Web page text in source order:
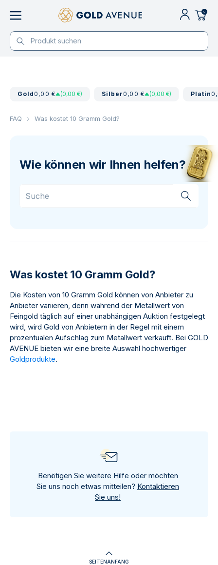
0
Gold0,00 € (0,00 €) Silber0,00 € (0,00 €) Platin
FAQ Was kostet 10 Gramm Gold?
Wie können wir Ihnen helfen?
Was kostet 10 Gramm Gold?
Die Kosten von 10 Gramm Gold können von Anbieter zu
Anbieter variieren, denn während der Metallwert von
Feingold täglich auf einer unabhängigen Auktion festgelegt
wird, wird Gold von Anbietern in der Regel mit einem
prozentualen Aufschlag zum Metallwert verkauft. Bei GOLD
AVENUE bieten wir eine breite Auswahl hochwertiger
Goldprodukte.
Benötigen Sie weitere Hilfe oder möchten
Sie uns noch etwas mitteilen? Kontaktieren
Sie uns!
SEITENANFANG